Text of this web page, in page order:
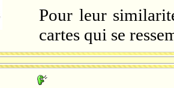
Pour leur
cartes qui se